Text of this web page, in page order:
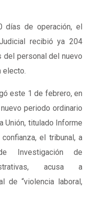
días de operación, el
recibió ya 204
del personal del nuevo
electo.
este 1 de febrero, en
periodo ordinario
Unión, titulado Informe
el tribunal, a
Investigación de
acusa a
de “violencia laboral,